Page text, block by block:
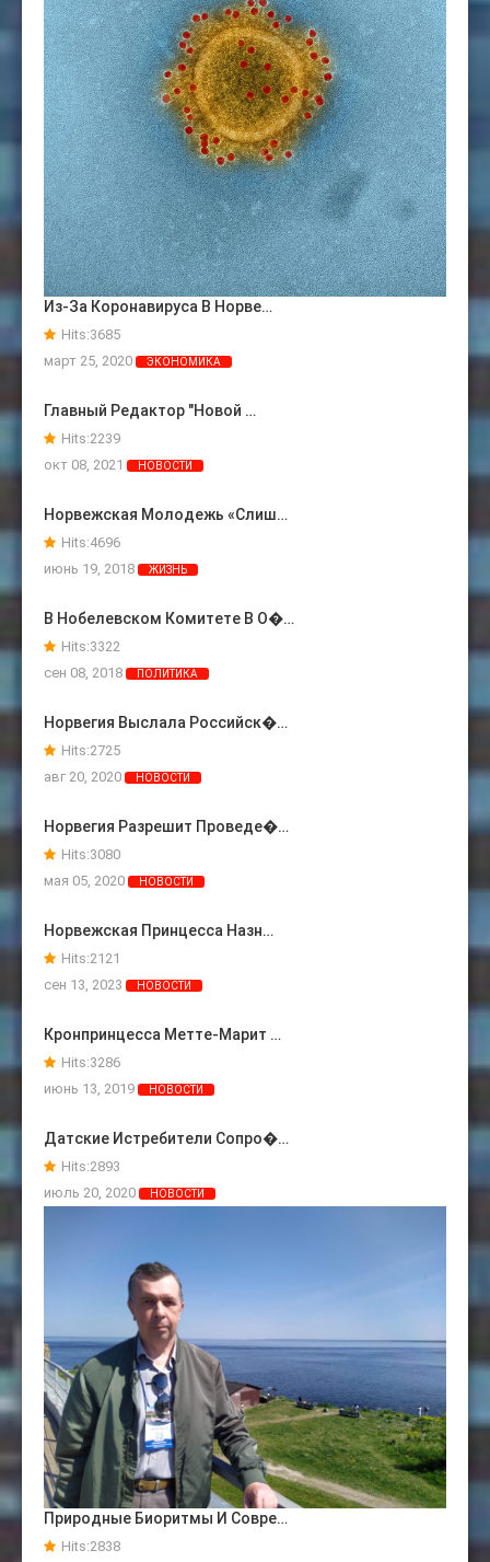
Из-За Коронавируса В Норве…
Hits:3685
март 25, 2020
ЭКОНОМИКА
Главный Редактор "Новой …
Hits:2239
окт 08, 2021
НОВОСТИ
Норвежская Молодежь «слиш…
Hits:4696
июнь 19, 2018
ЖИЗНЬ
В Нобелевском Комитете В О�…
Hits:3322
сен 08, 2018
ПОЛИТИКА
Норвегия Выслала Российск�…
Hits:2725
авг 20, 2020
НОВОСТИ
Норвегия Разрешит Проведе�…
Hits:3080
мая 05, 2020
НОВОСТИ
Норвежская Принцесса Назн…
Hits:2121
сен 13, 2023
НОВОСТИ
Кронпринцесса Метте-Марит …
Hits:3286
июнь 13, 2019
НОВОСТИ
Датские Истребители Сопро�…
Hits:2893
июль 20, 2020
НОВОСТИ
Природные Биоритмы И Совре…
Hits:2838